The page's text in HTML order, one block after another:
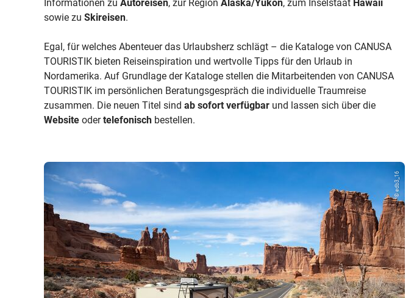
Informationen zu Autoreisen, zur Region Alaska/Yukon, zum Inselstaat Hawaii
sowie zu Skireisen.
Egal, für welches Abenteuer das Urlaubsherz schlägt – die Kataloge von CANUSA
TOURISTIK bieten Reiseinspiration und wertvolle Tipps für den Urlaub in
Nordamerika. Auf Grundlage der Kataloge stellen die Mitarbeitenden von CANUSA
TOURISTIK im persönlichen Beratungsgespräch die individuelle Traumreise
zusammen. Die neuen Titel sind ab sofort verfügbar und lassen sich über die
Website odertelefonisch bestellen.
© edb3_16